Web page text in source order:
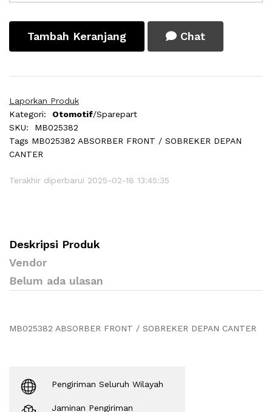
Tambah Keranjang Chat
Laporkan Produk
Kategori:
Otomotif/Sparepart
SKU:
MB025382
Tags MB025382 ABSORBER FRONT / SOBREKER DEPAN
CANTER
Terakhir diperbarui 2025-02-18 13:45:35
Deskripsi Produk
Vendor
Belum ada ulasan
MB025382 ABSORBER FRONT / SOBREKER DEPAN CANTER
Pengiriman Seluruh Wilayah
Jaminan Pengiriman